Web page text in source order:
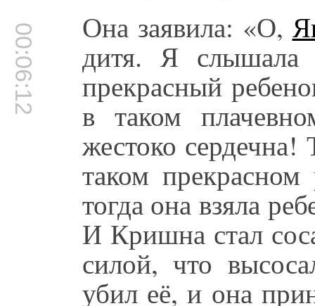
00:06:12 Она заявила: «О,
дитя. Я слышала
прекрасный
в таком
жестоко
таком
тогда она взяла
И Кришна стал
силой, что
убил её, и она